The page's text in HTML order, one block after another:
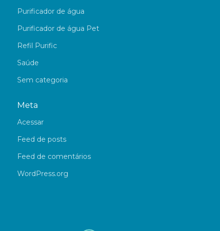
Purificador de água
Purificador de água Pet
Refil Purific
Saúde
Sem categoria
Meta
Acessar
Feed de posts
Feed de comentários
WordPress.org